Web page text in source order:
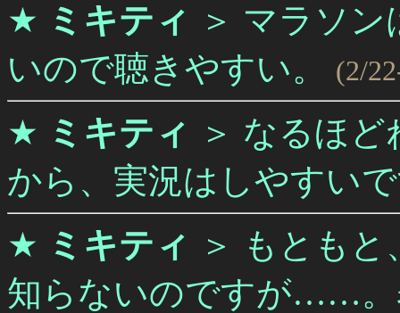
★ ミキティ ＞ マラソン
いので聴きやすい。
(2/
★ ミキティ ＞ なるほど
から、実況はしやすい
★ ミキティ ＞
もとも
知らないのですが……。